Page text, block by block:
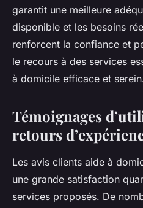
garantit une meilleure
disponible et les besoins
renforcent la confiance et
le recours à des services
à domicile efficace et
Témoignages
retours
Les avis clients aide à
une grande satisfaction
services proposés. De